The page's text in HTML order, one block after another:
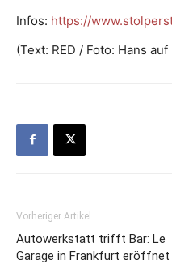
Infos: https://
(Text: RED / Foto: Hans auf
Vorheriger Artikel
Autowerkstatt trifft Bar: Le
Garage in Frankfurt eröffnet